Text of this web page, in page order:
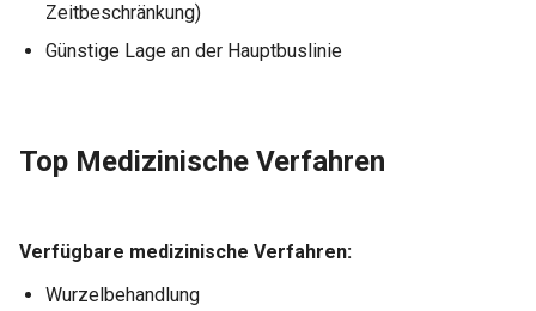
Zeitbeschränkung)
Günstige Lage an der Hauptbuslinie
Top Medizinische Verfahren
Verfügbare medizinische Verfahren:
Wurzelbehandlung